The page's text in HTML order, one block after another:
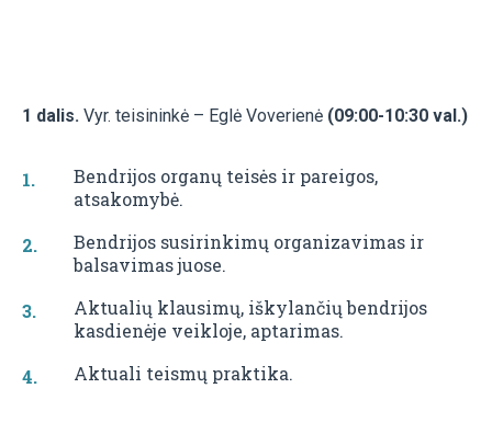
1 dalis. Vyr. teisininkė – Eglė Voverienė (09:00-10:30 val.)
Bendrijos organų teisės ir pareigos,
atsakomybė.
Bendrijos susirinkimų organizavimas ir
balsavimas juose.
Aktualių klausimų, iškylančių bendrijos
kasdienėje veikloje, aptarimas.
Aktuali teismų praktika.